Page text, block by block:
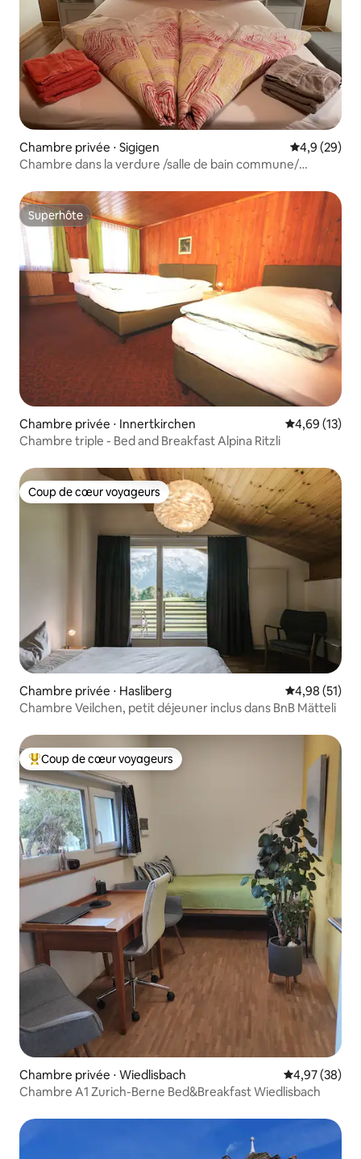
Chambre privée ⋅ Sigigen Évaluation
4,9 (29)
Chambre dans la verdure /salle de bain commune/
Superhôte
Superhôte
Chambre privée ⋅ Innertkirchen Évaluation
4,69 (13)
Chambre triple - Bed and Breakfast Alpina Ritzli
Coup de cœur voyageurs
Coup de cœur voyageurs
Chambre privée ⋅ Hasliberg Évaluation
4,98 (51)
Chambre Veilchen, petit déjeuner inclus dans BnB Mätteli
Coups de cœur voyageurs les plus appréciés
Coup de cœur voyageurs
Chambre privée ⋅ Wiedlisbach Évaluation
4,97 (38)
Chambre A1 Zurich-Berne Bed&Breakfast Wiedlisbach